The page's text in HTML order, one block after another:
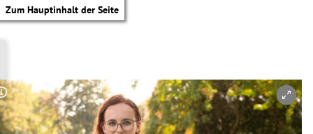
Zum Hauptinhalt der Seite
Copyright-Hinweis öffnen/schließen